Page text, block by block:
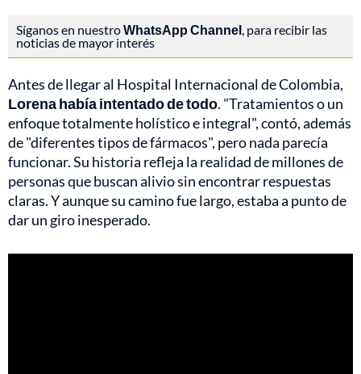
Síganos en nuestroWhatsApp Channel, para recibir las
noticias de mayor interés
Antes de llegar al Hospital Internacional de Colombia,
Lorena había intentado de todo. "Tratamientos o un
enfoque totalmente holístico e integral", contó, además
de "diferentes tipos de fármacos", pero nada parecía
funcionar. Su historia refleja la realidad de millones de
personas que buscan alivio sin encontrar respuestas
claras. Y aunque su camino fue largo, estaba a punto de
dar un giro inesperado.